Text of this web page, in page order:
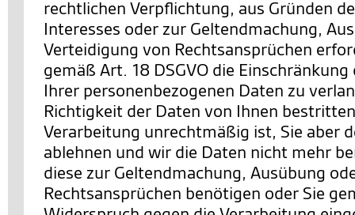
rechtlichen Verpflichtung, aus Gründen
Interesses oder zur Geltendmachung,
Verteidigung von Rechtsansprüchen
gemäß Art. 18 DSGVO die
Ihrer personenbezogenen Daten zu
Richtigkeit der Daten von Ihnen
Verarbeitung unrechtmäßig ist, Sie aber
ablehnen und wir die Daten nicht mehr
diese zur Geltendmachung, Ausübung
Rechtsansprüchen benötigen oder Sie